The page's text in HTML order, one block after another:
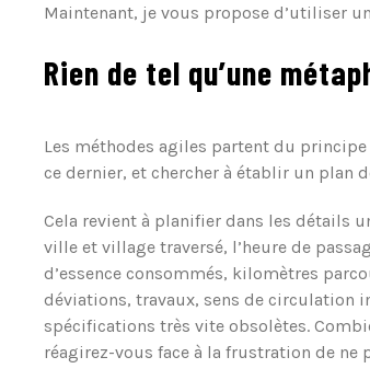
Maintenant, je vous propose d’utiliser
Rien de tel qu’une
Les méthodes agiles partent du
ce dernier, et chercher à établir un plan
Cela revient à planifier dans les détails
ville et village traversé, l’heure de
d’essence consommés, kilomètres
déviations, travaux, sens de circulation
spécifications très vite obsolètes.
réagirez-vous face à la frustration de